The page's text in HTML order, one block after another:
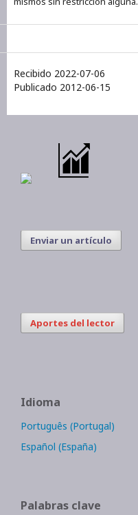
Recibido 2022-07-06
Publicado 2012-06-15
Enviar un artículo
Aportes del lector
Idioma
Português (Portugal)
Español (España)
Palabras clave